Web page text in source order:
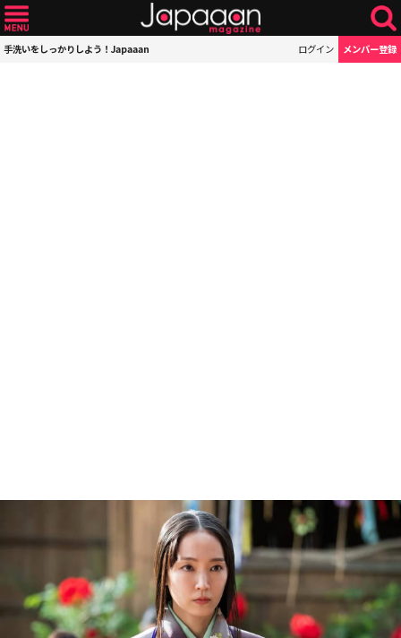
手洗いをしっかりしよう！Japaaan ログイン メンバー登録